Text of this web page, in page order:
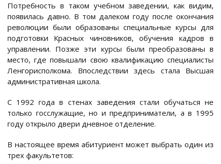
Потребность в таком учебном заведении, как видим,
появилась давно. В том далеком году после окончания
революции были образованы специальные курсы для
подготовки Красных чиновников, обучения кадров в
управлении. Позже эти курсы были преобразованы в
место, где повышали свою квалификацию специалисты
Ленгорисполкома. Впоследствии здесь стала Высшая
административная школа.
С 1992 года в стенах заведения стали обучаться не
только госслужащие, но и предприниматели, а в 1995
году открыло двери дневное отделение.
В настоящее время абитуриент может выбрать один из
трех факультетов: